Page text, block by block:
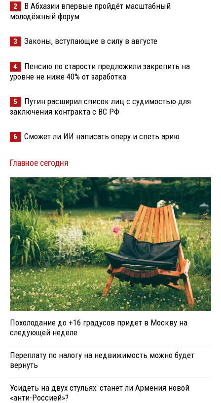
2
В Абхазии впервые пройдёт масштабный
молодёжный форум
3 Законы, вступающие в силу в августе
4
Пенсию по старости предложили закрепить на
уровне не ниже 40% от заработка
5
Путин расширил список лиц с судимостью для
заключения контракта с ВС РФ
6 Сможет ли ИИ написать оперу и спеть арию
Главное сегодня
Похолодание до +16 градусов придет в Москву на
следующей неделе
Переплату по налогу на недвижимость можно будет
вернуть
Усидеть на двух стульях: станет ли Армения новой
«анти-Россией»?